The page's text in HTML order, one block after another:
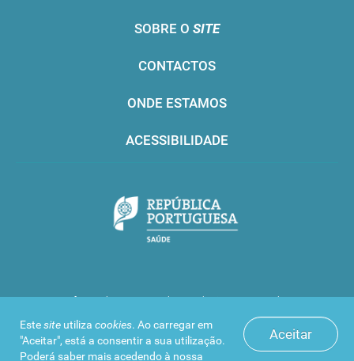
Aceitar
Estesite utiliza cookies. Ao carregar em
"Aceitar", está a consentir a sua utilização.
Poderá saber mais acedendo à nossa
SOBRE O SITE
CONTACTOS
ONDE ESTAMOS
ACESSIBILIDADE
Infarmed © 2016. Todos os direitos reservados